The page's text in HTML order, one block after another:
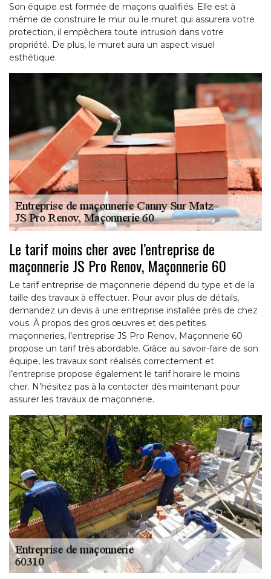
Son équipe est formée de maçons qualifiés. Elle est à
même de construire le mur ou le muret qui assurera votre
protection, il empêchera toute intrusion dans votre
propriété. De plus, le muret aura un aspect visuel
esthétique.
Le tarif moins cher avec l’entreprise de
maçonnerie JS Pro Renov, Maçonnerie 60
Le tarif entreprise de maçonnerie dépend du type et de la
taille des travaux à effectuer. Pour avoir plus de détails,
demandez un devis à une entreprise installée près de chez
vous. À propos des gros œuvres et des petites
maçonneries, l’entreprise JS Pro Renov, Maçonnerie 60
propose un tarif très abordable. Grâce au savoir-faire de son
équipe, les travaux sont réalisés correctement et
l’entreprise propose également le tarif horaire le moins
cher. N’hésitez pas à la contacter dès maintenant pour
assurer les travaux de maçonnerie.